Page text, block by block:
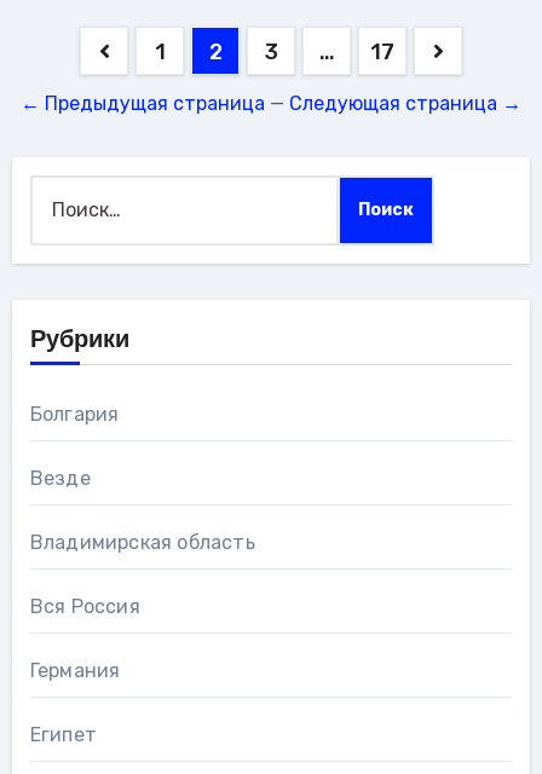
Пагинация
записей
1 2 3 … 17
← Предыдущая страница — Следующая страница →
Рубрики
Болгария
Везде
Владимирская область
Вся Россия
Германия
Египет